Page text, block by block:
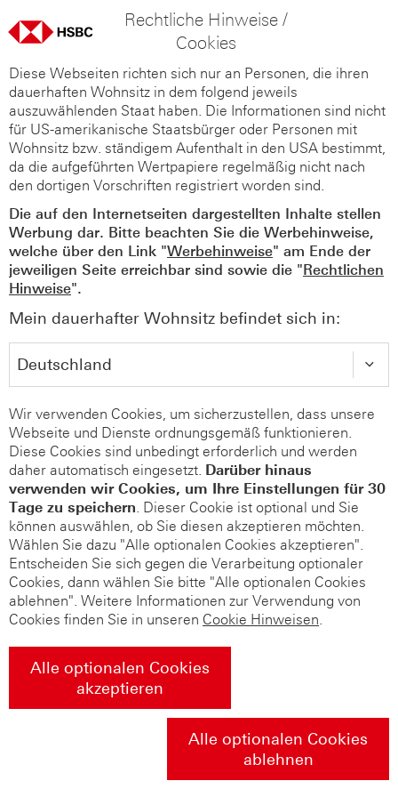
Rechtliche Hinweise /
Cookies
Diese Webseiten richten sich nur an Personen, die ihren
dauerhaften Wohnsitz in dem folgend jeweils
auszuwählenden Staat haben. Die Informationen sind nicht
für US-amerikanische Staatsbürger oder Personen mit
Wohnsitz bzw. ständigem Aufenthalt in den USA bestimmt,
da die aufgeführten Wertpapiere regelmäßig nicht nach
den dortigen Vorschriften registriert worden sind.
Die auf den Internetseiten dargestellten Inhalte stellen
Werbung dar. Bitte beachten Sie die Werbehinweise,
welche über den Link "Werbehinweise" am Ende der
jeweiligen Seite erreichbar sind sowie die "Rechtlichen
Hinweise".
Mein dauerhafter Wohnsitz befindet sich in:
Wir verwenden Cookies, um sicherzustellen, dass unsere
Webseite und Dienste ordnungsgemäß funktionieren.
Diese Cookies sind unbedingt erforderlich und werden
daher automatisch eingesetzt. Darüber hinaus
verwenden wir Cookies, um Ihre Einstellungen für 30
Tage zu speichern. Dieser Cookie ist optional und Sie
können auswählen, ob Sie diesen akzeptieren möchten.
Wählen Sie dazu "Alle optionalen Cookies akzeptieren".
Entscheiden Sie sich gegen die Verarbeitung optionaler
Cookies, dann wählen Sie bitte "Alle optionalen Cookies
ablehnen". Weitere Informationen zur Verwendung von
Cookies finden Sie in unseren Cookie Hinweisen.
Alle optionalen Cookies
akzeptieren
Alle optionalen Cookies
ablehnen